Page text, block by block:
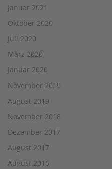
Januar 2021
Oktober 2020
Juli 2020
März 2020
Januar 2020
November 2019
August 2019
November 2018
Dezember 2017
August 2017
August 2016